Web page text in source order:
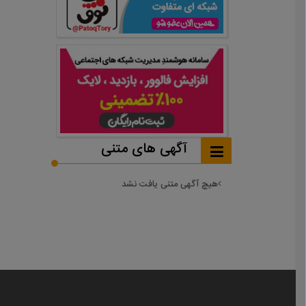
آگهی های متنی
هیچ آگهی متنی یافت نشد